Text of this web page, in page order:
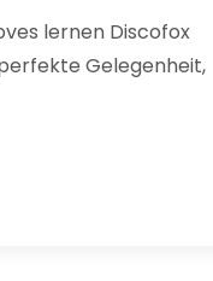
lernen Discofox
Gelegenheit,